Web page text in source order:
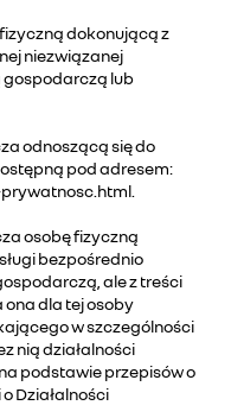
dokonującą z
niezwiązanej
gospodarczą lub
odnoszącą się do
pod adresem:
osobę fizyczną
bezpośrednio
ale z treści
ona dla tej osoby
w szczególności
nią działalności
podstawie przepisów o
Działalności